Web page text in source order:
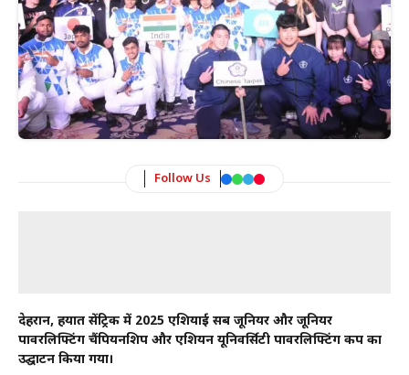
Follow Us
देहरादून, हयात सेंट्रिक में 2025 एशियाई सब जूनियर और जूनियर
पावरलिफ्टिंग चैंपियनशिप और एशियन यूनिवर्सिटी पावरलिफ्टिंग कप का
उद्घाटन किया गया।